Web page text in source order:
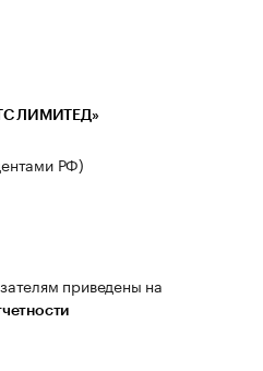
ЛИМИТЕД»
РФ)
приведены на